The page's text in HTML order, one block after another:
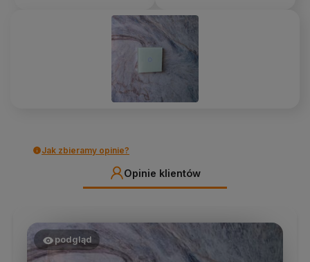
Jak zbieramy opinie?
Opinie klientów
podgląd